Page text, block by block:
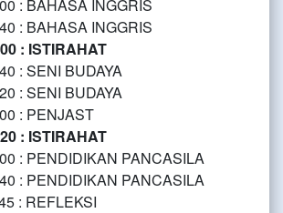
: BAHASA INGGRIS
: BAHASA INGGRIS
: ISTIRAHAT
: SENI BUDAYA
: SENI BUDAYA
: PENJAST
: ISTIRAHAT
: PENDIDIKAN PANCASILA
: PENDIDIKAN PANCASILA
: REFLEKSI